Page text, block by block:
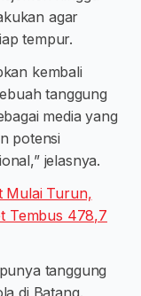
agar
tempur.
kembali
tanggung
media yang
potensi
jelasnya.
Mulai Turun,
Tembus 478,7
tanggung
di Batang.